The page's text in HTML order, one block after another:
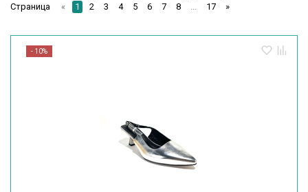
Страница
« 1 2 3 4 5 6 7 8 17 »
- 10%